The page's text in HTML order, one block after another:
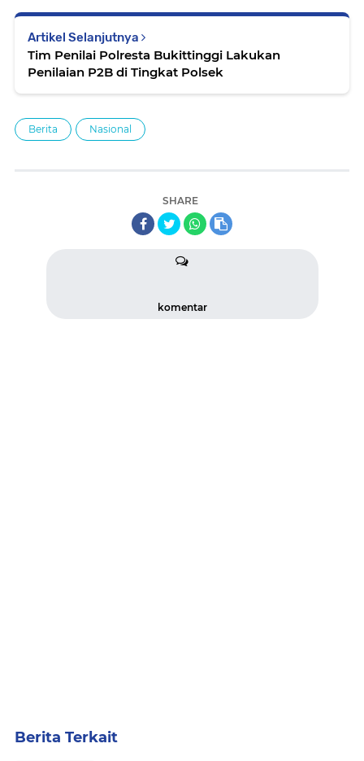
Artikel Selanjutnya
Tim Penilai Polresta Bukittinggi Lakukan
Penilaian P2B di Tingkat Polsek
Berita Nasional
SHARE
komentar
Berita Terkait